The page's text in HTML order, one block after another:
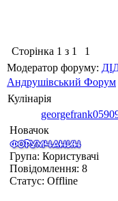
Сторінка 1 з 1
1
Модератор форуму:
Андрушівський Форум
Кулінарія
Новачок
Група: Користувачі
Повідомлення: 8
Статус: Offline